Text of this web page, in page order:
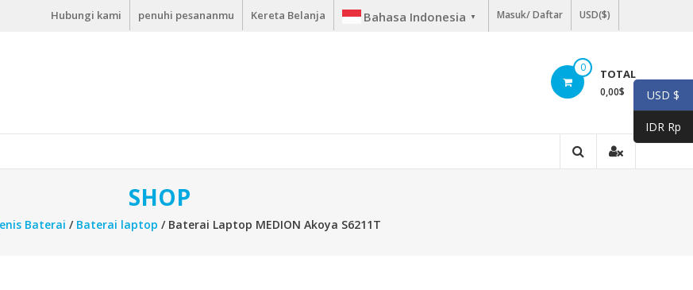
Hubungi kami penuhi pesananmu Kereta Belanja Bahasa Indonesia ▼ Masuk/ Daftar USD($)
0 TOTAL
0,00$
SHOP
Baterai / Baterai laptop / Baterai Laptop MEDION Akoya S6211T
USD $
IDR Rp